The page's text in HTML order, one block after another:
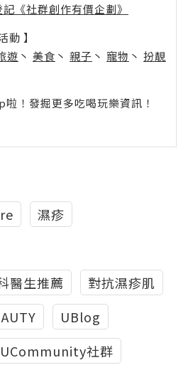
記《社群創作有價企劃》
動 】
遊 丶 美食 丶 親子 丶 寵物 丶 扮靚
！發掘更多吃喝玩樂資訊！
濕疹
醫生推薦
對抗濕疹肌
UBlog
UCommunity社群